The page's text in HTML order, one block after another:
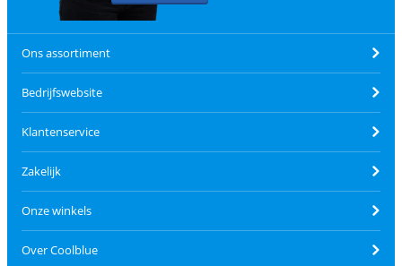
Ons assortiment
Bedrijfswebsite
Klantenservice
Zakelijk
Onze winkels
Over Coolblue